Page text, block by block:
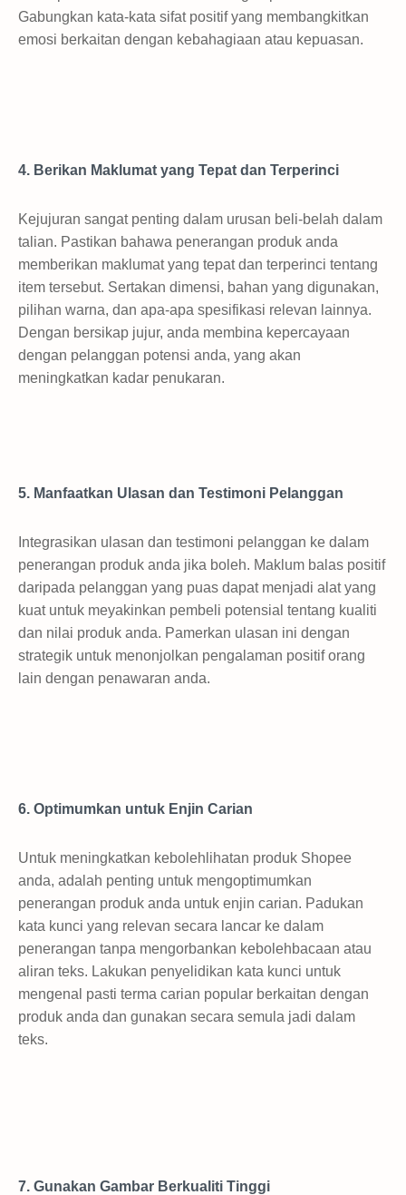
Gabungkan kata-kata sifat positif yang membangkitkan
emosi berkaitan dengan kebahagiaan atau kepuasan.
4. Berikan Maklumat yang Tepat dan Terperinci
Kejujuran sangat penting dalam urusan beli-belah dalam
talian. Pastikan bahawa penerangan produk anda
memberikan maklumat yang tepat dan terperinci tentang
item tersebut. Sertakan dimensi, bahan yang digunakan,
pilihan warna, dan apa-apa spesifikasi relevan lainnya.
Dengan bersikap jujur, anda membina kepercayaan
dengan pelanggan potensi anda, yang akan
meningkatkan kadar penukaran.
5. Manfaatkan Ulasan dan Testimoni Pelanggan
Integrasikan ulasan dan testimoni pelanggan ke dalam
penerangan produk anda jika boleh. Maklum balas positif
daripada pelanggan yang puas dapat menjadi alat yang
kuat untuk meyakinkan pembeli potensial tentang kualiti
dan nilai produk anda. Pamerkan ulasan ini dengan
strategik untuk menonjolkan pengalaman positif orang
lain dengan penawaran anda.
6. Optimumkan untuk Enjin Carian
Untuk meningkatkan kebolehlihatan produk Shopee
anda, adalah penting untuk mengoptimumkan
penerangan produk anda untuk enjin carian. Padukan
kata kunci yang relevan secara lancar ke dalam
penerangan tanpa mengorbankan kebolehbacaan atau
aliran teks. Lakukan penyelidikan kata kunci untuk
mengenal pasti terma carian popular berkaitan dengan
produk anda dan gunakan secara semula jadi dalam
teks.
7. Gunakan Gambar Berkualiti Tinggi